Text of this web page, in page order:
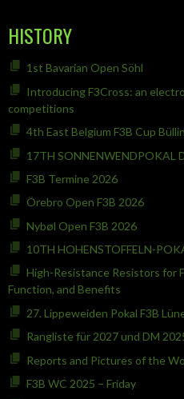
HISTORY
1st Bavarian Open Söhl
Introducing F3Cross: an
competitions
4th East Belgium F3B Cup
17TH SONNENWENDPOKAL
F3B Termine 2026
Örebro Open F3B 2026
Nybøl Open F3B 2026
10TH HOHENSTOFFELN-
High-Resistance Resistors for
Function, and Benefits
27. Lippeweiden Pokal F3B
Rangliste für 2027 und DM
Reports and Pictures of the
F3B WC 2025 – Friday